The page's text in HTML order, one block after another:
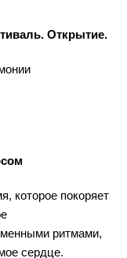
Открытие.
которое покоряет
ритмами,
сердце.